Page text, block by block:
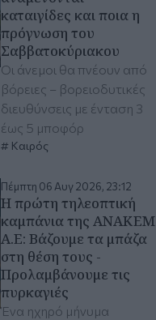
καταιγίδες και ποια η
πρόγνωση του
Σαββατοκύριακου
Οι άνεμοι θα πνέουν από
βόρειες – βορειοδυτικές
διευθύνσεις με ένταση 3
έως 5 μποφόρ
Καιρός
Πέμπτη 06 Αυγ 2026, 23:12
Η πρώτη τηλεοπτική
καμπάνια της ΑΝΑΚΕΜ
Α.Ε: Βάζουμε τα μπάζα
στη θέση τους -
Προλαμβάνουμε τις
πυρκαγιές
Ένα ηχηρό μήνυμα